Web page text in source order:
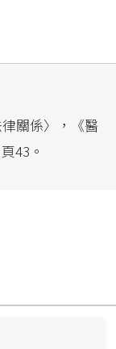
關係〉，《醫
43。